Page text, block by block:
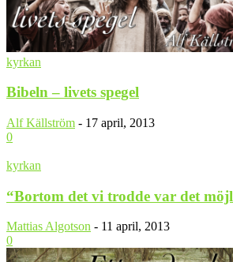
kyrkan
Bibeln – livets spegel
Alf Källström - 17 april, 2013
0
kyrkan
“Bortom det vi trodde var det
Mattias Algotson - 11 april, 2013
0